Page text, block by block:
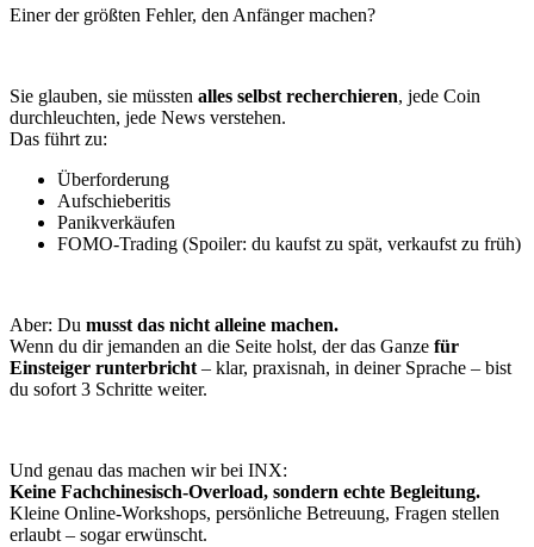
Einer der größten Fehler, den Anfänger machen?
Sie glauben, sie müssten alles selbst recherchieren, jede Coin
durchleuchten, jede News verstehen.
Das führt zu:
Überforderung
Aufschieberitis
Panikverkäufen
FOMO-Trading (Spoiler: du kaufst zu spät, verkaufst zu früh)
Aber: Du musst das nicht alleine machen.
Wenn du dir jemanden an die Seite holst, der das Ganze für
Einsteiger runterbricht– klar, praxisnah, in deiner Sprache – bist
du sofort 3 Schritte weiter.
Und genau das machen wir bei INX:
Keine Fachchinesisch-Overload, sondern echte Begleitung.
Kleine Online-Workshops, persönliche Betreuung, Fragen stellen
erlaubt – sogar erwünscht.